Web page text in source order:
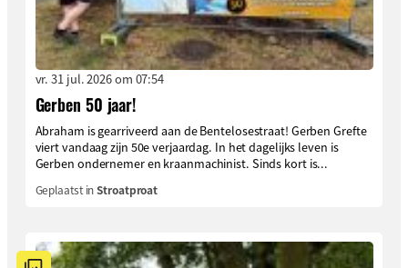
vr. 31 jul. 2026 om 07:54
Gerben 50 jaar!
Abraham is gearriveerd aan de Bentelosestraat! Gerben Grefte
viert vandaag zijn 50e verjaardag. In het dagelijks leven is
Gerben ondernemer en kraanmachinist. Sinds kort is...
Geplaatst inStroatproat